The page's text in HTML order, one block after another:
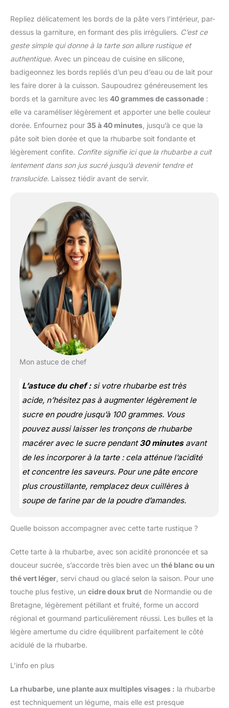
Repliez délicatement les bords de la pâte vers l’intérieur, par-
dessus la garniture, en formant des plis irréguliers. C’est ce
geste simple qui donne à la tarte son allure rustique et
authentique. Avec un pinceau de cuisine en silicone,
badigeonnez les bords repliés d’un peu d’eau ou de lait pour
les faire dorer à la cuisson. Saupoudrez généreusement les
bords et la garniture avec les 40 grammes de cassonade :
elle va caraméliser légèrement et apporter une belle couleur
dorée. Enfournez pour 35 à 40 minutes , jusqu’à ce que la
pâte soit bien dorée et que la rhubarbe soit fondante et
légèrement confite. Confite signifie ici que la rhubarbe a cuit
lentement dans son jus sucré jusqu’à devenir tendre et
translucide. Laissez tiédir avant de servir.
Mon astuce de chef
L’astuce du chef :si votre rhubarbe est très
acide, n’hésitez pas à augmenter légèrement le
sucre en poudre jusqu’à 100 grammes. Vous
pouvez aussi laisser les tronçons de rhubarbe
macérer avec le sucre pendant30 minutesavant
de les incorporer à la tarte : cela atténue l’acidité
et concentre les saveurs. Pour une pâte encore
plus croustillante, remplacez deux cuillères à
soupe de farine par de la poudre d’amandes.
Quelle boisson accompagner avec cette tarte rustique ?
Cette tarte à la rhubarbe, avec son acidité prononcée et sa
douceur sucrée, s’accorde très bien avec un thé blanc ou un
thé vert léger , servi chaud ou glacé selon la saison. Pour une
touche plus festive, un cidre doux brut de Normandie ou de
Bretagne, légèrement pétillant et fruité, forme un accord
régional et gourmand particulièrement réussi. Les bulles et la
légère amertume du cidre équilibrent parfaitement le côté
acidulé de la rhubarbe.
L’info en plus
La rhubarbe, une plante aux multiples visages : la rhubarbe
est techniquement un légume, mais elle est presque